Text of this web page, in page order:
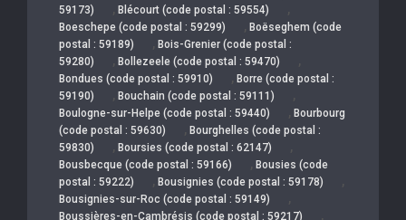
59173)
, Blécourt (code postal : 59554) ,
Boeschepe (code postal : 59299) , Boëseghem (code
postal : 59189)
, Bois-Grenier (code postal :
59280)
, Bollezeele (code postal : 59470) ,
Bondues (code postal : 59910) , Borre (code postal :
59190)
, Bouchain (code postal : 59111) ,
Boulogne-sur-Helpe (code postal : 59440) , Bourbourg
(code postal : 59630)
, Bourghelles (code postal :
59830)
, Boursies (code postal : 62147) ,
Bousbecque (code postal : 59166) , Bousies (code
postal : 59222)
, Bousignies (code postal : 59178) ,
Bousignies-sur-Roc (code postal : 59149) ,
Boussières-en-Cambrésis (code postal : 59217) ,